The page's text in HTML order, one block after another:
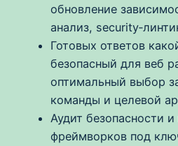
обновление
анализ,
Готовых ответов
безопасный для веб
оптимальный выбор
команды и целевой
Аудит безопасности
фреймворков под